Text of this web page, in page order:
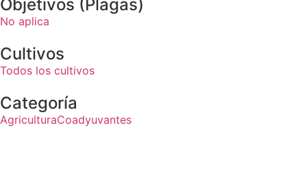
Objetivos (Plagas)
No aplica
Cultivos
Todos los cultivos
Categoría
AgriculturaCoadyuvantes